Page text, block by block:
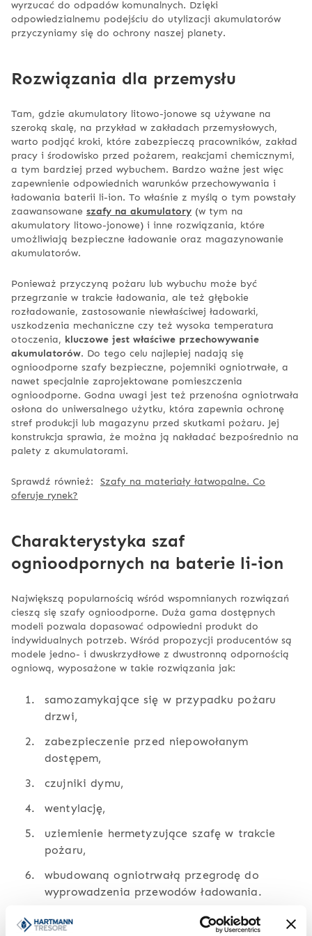
wyrzucać do odpadów komunalnych. Dzięki
odpowiedzialnemu podejściu do utylizacji akumulatorów
przyczyniamy się do ochrony naszej planety.
Rozwiązania dla przemysłu
Tam, gdzie akumulatory litowo-jonowe są używane na
szeroką skalę, na przykład w zakładach przemysłowych,
warto podjąć kroki, które zabezpieczą pracowników, zakład
pracy i środowisko przed pożarem, reakcjami chemicznymi,
a tym bardziej przed wybuchem. Bardzo ważne jest więc
zapewnienie odpowiednich warunków przechowywania i
ładowania baterii li-ion. To właśnie z myślą o tym powstały
zaawansowane szafy na akumulatory (w tym na
akumulatory litowo-jonowe) i inne rozwiązania, które
umożliwiają bezpieczne ładowanie oraz magazynowanie
akumulatorów.
Ponieważ przyczyną pożaru lub wybuchu może być
przegrzanie w trakcie ładowania, ale też głębokie
rozładowanie, zastosowanie niewłaściwej ładowarki,
uszkodzenia mechaniczne czy też wysoka temperatura
otoczenia, kluczowe jest właściwe przechowywanie
akumulatorów. Do tego celu najlepiej nadają się
ognioodporne szafy bezpieczne, pojemniki ogniotrwałe, a
nawet specjalnie zaprojektowane pomieszczenia
ognioodporne. Godna uwagi jest też przenośna ogniotrwała
osłona do uniwersalnego użytku, która zapewnia ochronę
stref produkcji lub magazynu przed skutkami pożaru. Jej
konstrukcja sprawia, że można ją nakładać bezpośrednio na
palety z akumulatorami.
Sprawdź również: Szafy na materiały łatwopalne. Co
oferuje rynek?
Charakterystyka szaf
ognioodpornych na baterie li-ion
Największą popularnością wśród wspomnianych rozwiązań
cieszą się szafy ognioodporne. Duża gama dostępnych
modeli pozwala dopasować odpowiedni produkt do
indywidualnych potrzeb. Wśród propozycji producentów są
modele jedno- i dwuskrzydłowe z dwustronną odpornością
ogniową, wyposażone w takie rozwiązania jak:
samozamykające się w przypadku pożaru
drzwi,
zabezpieczenie przed niepowołanym
dostępem,
czujniki dymu,
wentylację,
uziemienie hermetyzujące szafę w trakcie
pożaru,
wbudowaną ogniotrwałą przegrodę do
wyprowadzenia przewodów ładowania.
Certyfikowane szafy na baterie litowe, jakie ma w swojej